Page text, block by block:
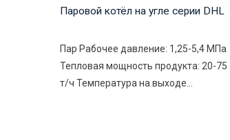
Паровой котёл на угле серии DHL
Пар Рабочее давление: 1,25-5,4 МПа
Тепловая мощность продукта: 20-75
т/ч Температура на выходе...